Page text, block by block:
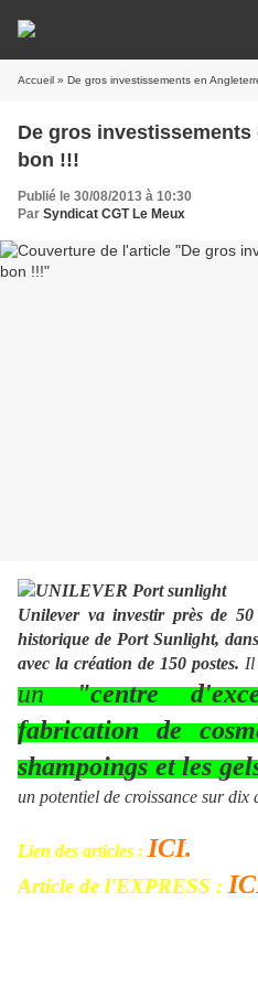
Accueil » De gros investissements en
De gros investissements
bon !!!
Publié le 30/08/2013 à 10:30
Par Syndicat CGT Le Meux
Unilever va investir près de
historique de Port Sunlight,
avec la création de 150 postes. Il
un"centre
fabrication de
shampoings et les
un potentiel de croissance sur dix
Lien des articles : ICI.
Article de l'EXPRESS :